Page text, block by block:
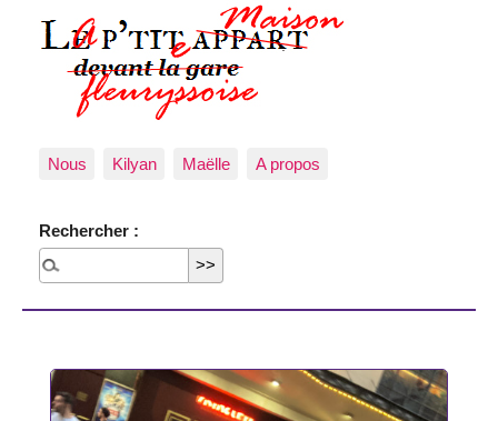
Nous Kilyan Maëlle A propos
Rechercher :